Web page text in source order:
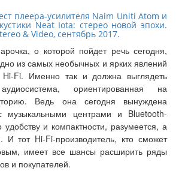
плеера-усилителя Naim Uniti Atom и
Neat Iota: стерео новой эпохи.
& Video, сентябрь 2017.
о которой пойдет речь сегодня,
из самых необычных и ярких явлений
Fi. Именно так и должна выглядеть
ориентированная на
Ведь она сегодня вынуждена
с музыкальными центрами и Bluetooth-
и компактности, разумеется, а
И тот Hi-Fi-производитель, кто сможет
имеет все шансы расширить ряды
и покупателей.